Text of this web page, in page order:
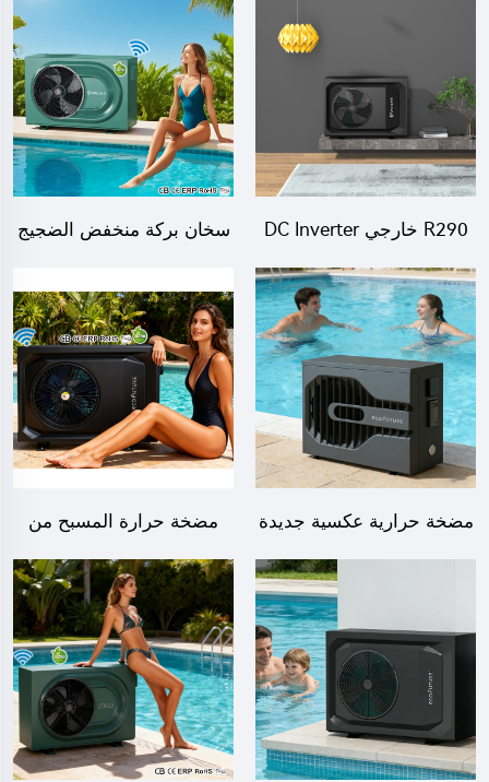
R290 خارجي DC Inverter
مضخة حرارة مسبح مصدر
الهواء
سخان بركة منخفض الضجيج
مضخة حرارية عكسية جديدة
الطاقة، موديل 454B، من
الهواء إلى الماء، مع دعم
تقنية الواي فاي
مضخة حرارة المسبح من
الهواء إلى الماء 13KW
بمحرك تغيير